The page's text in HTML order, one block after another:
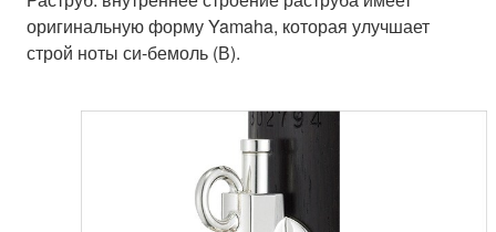
оригинальную форму Yamaha, которая улучшает
строй ноты си-бемоль (В).